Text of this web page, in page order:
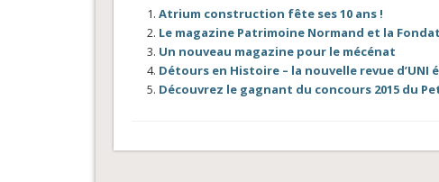
Atrium construction fête ses 10 ans !
Le magazine Patrimoine Normand et la
Un nouveau magazine pour le mécénat
Détours en Histoire – la nouvelle revue d’UNI
Découvrez le gagnant du concours 2015 du